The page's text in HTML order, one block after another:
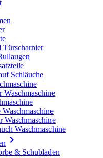
Schläuche
Waschmaschine
Waschmaschine
Waschmaschine

& Schubladen